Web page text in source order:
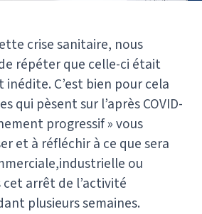
crise sanitaire, nous
de répéter que celle-ci était
C’est bien pour cela
qui pèsent sur l’après COVID-
progressif » vous
et à réfléchir à ce que sera
ou
arrêt de l’activité
plusieurs semaines.